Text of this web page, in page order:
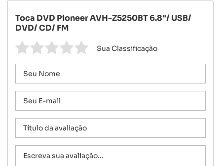
Toca DVD Pioneer AVH-Z5250BT 6.8"/ USB/
DVD/ CD/ FM
Sua Classificação